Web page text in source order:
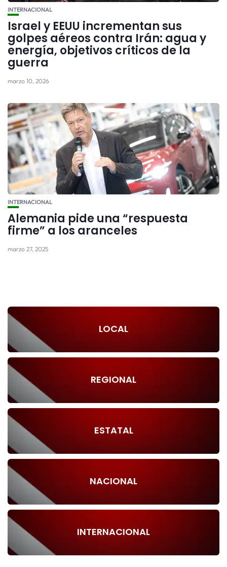
INTERNACIONAL
Israel y EEUU incrementan sus
golpes aéreos contra Irán: agua y
energía, objetivos críticos de la
guerra
marzo 10, 2026
INTERNACIONAL
Alemania pide una “respuesta
firme” a los aranceles
marzo 27, 2025
LOCAL
REGIONAL
ESTATAL
NACIONAL
INTERNACIONAL